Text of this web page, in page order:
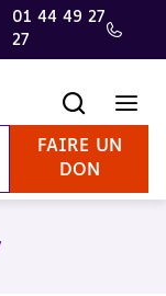
01 44 49 27
27
FAIRE UN
DON